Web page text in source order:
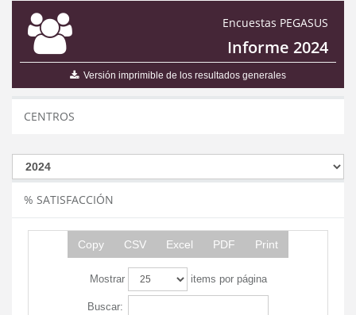
Encuestas PEGASUS
Informe 2024
Versión imprimible de los resultados generales
CENTROS
% SATISFACCIÓN
Copy CSV Excel PDF Print
Mostrar items por página
Buscar: